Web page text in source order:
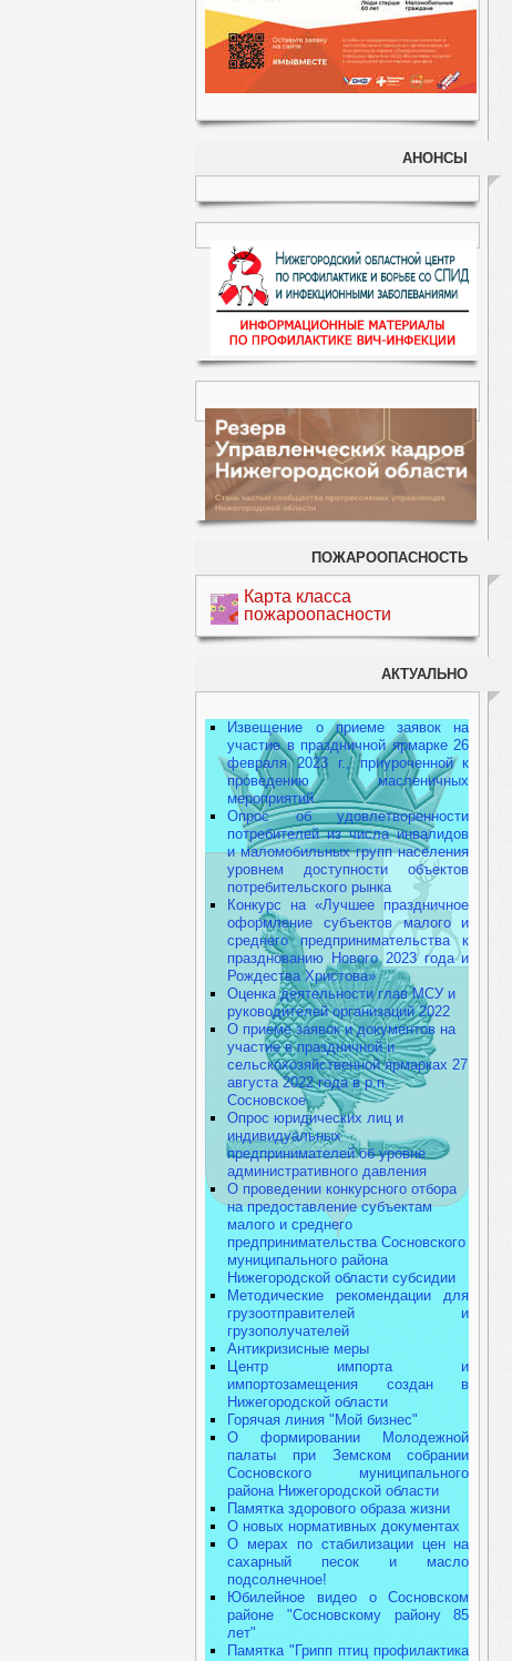
АНОНСЫ
ПОЖАРООПАСНОСТЬ
Карта класса
пожароопасности
АКТУАЛЬНО
Извещение о приеме заявок на
участие в праздничной ярмарке 26
февраля 2023 г., приуроченной к
проведению масленичных
мероприятий
Опрос об удовлетворенности
потребителей из числа инвалидов
и маломобильных групп населения
уровнем доступности объектов
потребительского рынка
Конкурс на «Лучшее праздничное
оформление субъектов малого и
среднего предпринимательства к
празднованию Нового 2023 года и
Рождества Христова»
Оценка деятельности глав МСУ и
руководителей организаций 2022
О приеме заявок и документов на
участие в праздничной и
сельскохозяйственной ярмарках 27
августа 2022 года в р.п.
Сосновское
Опрос юридических лиц и
индивидуальных
предпринимателей об уровне
административного давления
О проведении конкурсного отбора
на предоставление субъектам
малого и среднего
предпринимательства Сосновского
муниципального района
Нижегородской области субсидии
Методические рекомендации для
грузоотправителей и
грузополучателей
Антикризисные меры
Центр импорта и
импортозамещения создан в
Нижегородской области
Горячая линия "Мой бизнес"
О формировании Молодежной
палаты при Земском собрании
Сосновского муниципального
района Нижегородской области
Памятка здорового образа жизни
О новых нормативных документах
О мерах по стабилизации цен на
сахарный песок и масло
подсолнечное!
Юбилейное видео о Сосновском
районе "Сосновскому району 85
лет"
Памятка "Грипп птиц профилактика